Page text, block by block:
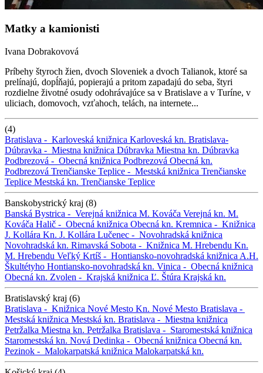
Matky a kamionisti
Ivana Dobrakovová
Príbehy štyroch žien, dvoch Sloveniek a dvoch Talianok, ktoré sa
prelínajú, dopĺňajú, popierajú a pritom zapadajú do seba, štyri
rozdielne životné osudy odohrávajúce sa v Bratislave a v Turíne, v
uliciach, domovoch, vzťahoch, telách, na internete...
(4)
Bratislava - Karloveská knižnica Karloveská kn. Bratislava-
Dúbravka - Miestna knižnica Dúbravka Miestna kn. Dúbravka
Podbrezová - Obecná knižnica Podbrezová Obecná kn.
Podbrezová Trenčianske Teplice - Mestská knižnica Trenčianske
Teplice Mestská kn. Trenčianske Teplice
Banskobystrický kraj (8)
Banská Bystrica - Verejná knižnica M. Kováča Verejná kn. M.
Kováča Halič - Obecná knižnica Obecná kn. Kremnica - Knižnica
J. Kollára Kn. J. Kollára Lučenec - Novohradská knižnica
Novohradská kn. Rimavská Sobota - Knižnica M. Hrebendu Kn.
M. Hrebendu Veľký Krtíš - Hontiansko-novohradská knižnica A.H.
Škultétyho Hontiansko-novohradská kn. Vinica - Obecná knižnica
Obecná kn. Zvolen - Krajská knižnica Ľ. Štúra Krajská kn.
Bratislavský kraj (6)
Bratislava - Knižnica Nové Mesto Kn. Nové Mesto Bratislava -
Mestská knižnica Mestská kn. Bratislava - Miestna knižnica
Petržalka Miestna kn. Petržalka Bratislava - Staromestská knižnica
Staromestská kn. Nová Dedinka - Obecná knižnica Obecná kn.
Pezinok - Malokarpatská knižnica Malokarpatská kn.